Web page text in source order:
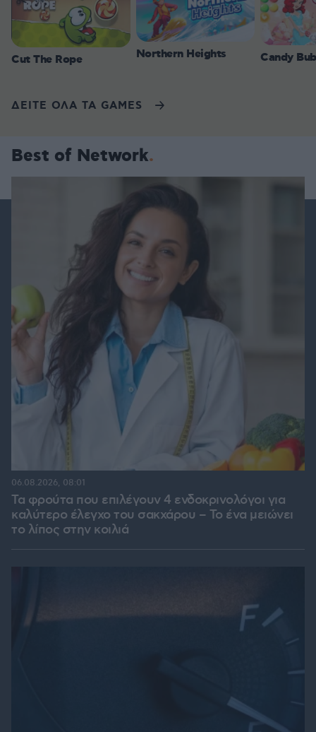
Cut The Rope Northern Heights Candy
ΔΕΙΤΕ ΟΛΑ ΤΑ GAMES
Best of Network
Τα φρούτα που επιλέγουν 4 ενδοκρινολόγοι για
καλύτερο έλεγχο του σακχάρου – Το ένα μειώνει
το λίπος στην κοιλιά
06.08.2026, 08:01